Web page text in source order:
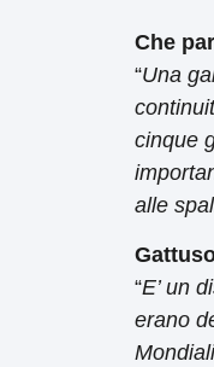
Che
“Una
cinque
alle
“E’ un
erano